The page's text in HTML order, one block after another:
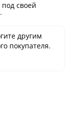
своей
другим
покупателя.